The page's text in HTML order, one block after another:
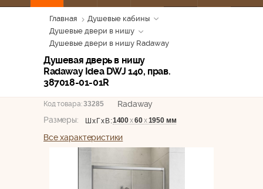
Главная
Душевые кабины
Душевые двери в нишу
Душевые двери в нишу Radaway
Душевая дверь в нишу
Radaway Idea DWJ 140, прав.
387018-01-01R
Код товара: 33285
Radaway
Размеры:
ШхГхВ:1400х60х1950 мм
Все характеристики